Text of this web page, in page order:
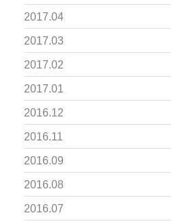
2017.04
2017.03
2017.02
2017.01
2016.12
2016.11
2016.09
2016.08
2016.07